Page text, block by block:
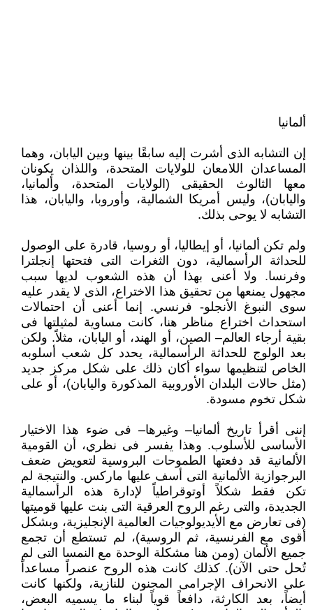
ألمانيا
إن التشابه الذى أشرت إليه سابقًا بينها وبين اليابان، وهما
المساعدان اللامعان للولايات المتحدة، واللذان يكونان
معها الثالوث الحقيقى (الولايات المتحدة، وألمانيا،
واليابان)، وليس أمريكا الشمالية، وأوروبا، واليابان، هذا
التشابه لا يوحى بذلك.
ولم تكن ألمانيا، أو إيطاليا، أو روسيا، قادرة على الوصول
للحداثة الرأسمالية، دون الثغرات التى فتحتها إنجلترا
وفرنسا. ولا أعنى بهذا أن هذه الشعوب لديها سبب
مجهول يمنعها من تحقيق هذا الاختراع، الذى لا يقدر عليه
سوى النبوغ الأنجلو- فرنسي. إنما أعنى أن احتمالات
استحداث اختراع مناظر هنا، كانت مساوية لمثيلتها فى
بقية أرجاء العالم– الصين، أو الهند، أو اليابان، مثلاً. ولكن
بعد الولوج للحداثة الرأسمالية، يحدد كل شعب أسلوبه
الخاص لتنظيمها سواء أكان ذلك على شكل مركز جديد
(مثل حالات البلدان الأوروبية المذكورة واليابان)، أو على
شكل تخوم مسودة.
إننى أقرأ تاريخ ألمانيا– وغيرها– فى ضوء هذا الاختيار
الأساسى للأسلوب. وهذا يفسر فى نظري، أن القومية
الألمانية قد دفعتها الطموحات البروسية لتعويض ضعف
البرجوازية الألمانية التى أسف عليها ماركس. والنتيجة لم
تكن فقط شكلاً أوتوقراطياً لإدارة هذه الرأسمالية
الجديدة، والتى رغم الروح العرقية التى بنت عليها قوميتها
(فى تعارض مع الأيديولوجيات العالمية الإنجليزية، وبشكل
أقوى مع الفرنسية، ثم الروسية)، لم تستطع أن تجمع
جميع الألمان (ومن هنا مشكلة الوحدة مع النمسا التى لم
تُحل حتى الآن). كذلك كانت هذه الروح عنصراً مساعداً
على الانحراف الإجرامى المجنون للنازية، ولكنها كانت
أيضاً، بعد الكارثة، دافعاً قوياً لبناء ما يسميه البعض،